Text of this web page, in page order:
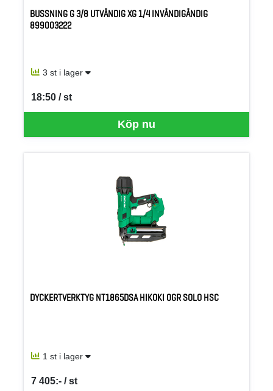
BUSSNING G 3/8 UTVÄNDIG XG 1/4 INVÄNDIGÄNDIG
899003222
3 st i lager
Köp nu
18:50 / st
SEK per ST
DYCKERTVERKTYG NT1865DSA HIKOKI 0GR SOLO HSC
1 st i lager
7 405:- / st
SEK per ST